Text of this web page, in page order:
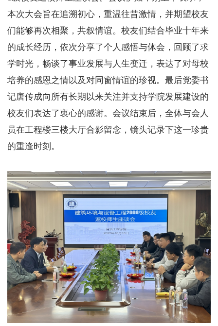
本次大会旨在追溯初心，重温往昔激情，并期望校友
们能够再次相聚，共叙情谊。校友们结合毕业十年来
的成长经历，依次分享了个人感悟与体会，回顾了求
学时光，畅谈了事业发展与人生变迁，表达了对母校
培养的感恩之情以及对同窗情谊的珍视。最后党委书
记唐传成向所有长期以来关注并支持学院发展建设的
校友们表达了衷心的感谢。会议结束后，全体与会人
员在工程楼三楼大厅合影留念，镜头记录下这一珍贵
的重逢时刻。